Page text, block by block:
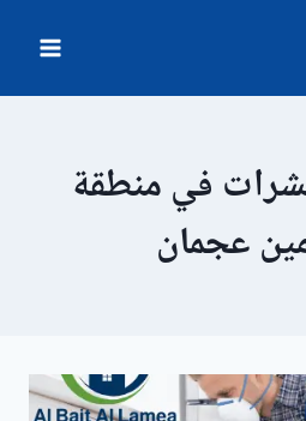
في منطقة
عجمان